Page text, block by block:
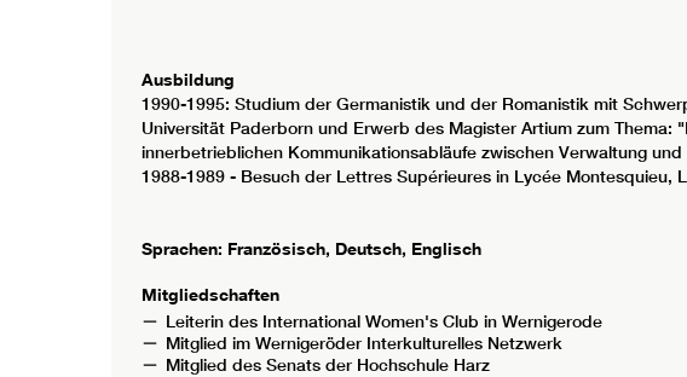
Ausbildung
1990-1995: Studium der Germanistik und der Romanistik mit
Universität Paderborn und Erwerb des Magister Artium zum Thema:
innerbetrieblichen Kommunikationsabläufe zwischen Verwaltung
1988-1989 - Besuch der Lettres Supérieures in Lycée Montesquieu,
Sprachen: Französisch, Deutsch, Englisch
Mitgliedschaften
Leiterin des International Women's Club in Wernigerode
Mitglied im Wernigeröder Interkulturelles Netzwerk
Mitglied des Senats der Hochschule Harz